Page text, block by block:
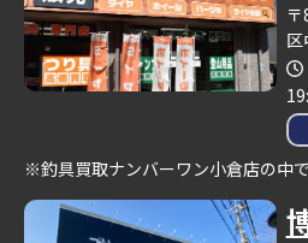
※釣具買取ナンバーワン小倉店の中